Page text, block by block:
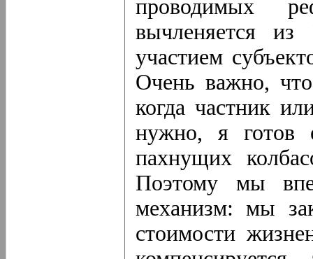
проводимых
вычленяется
участием
Очень важно,
когда частник
нужно, я готов
пахнущих
Поэтому мы
механизм: мы
стоимости